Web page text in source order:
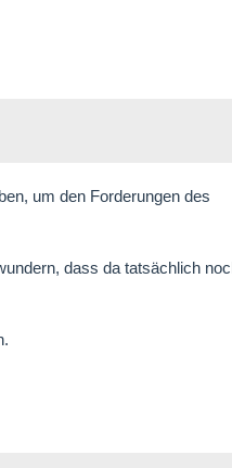
um den Forderungen des
dass da tatsächlich